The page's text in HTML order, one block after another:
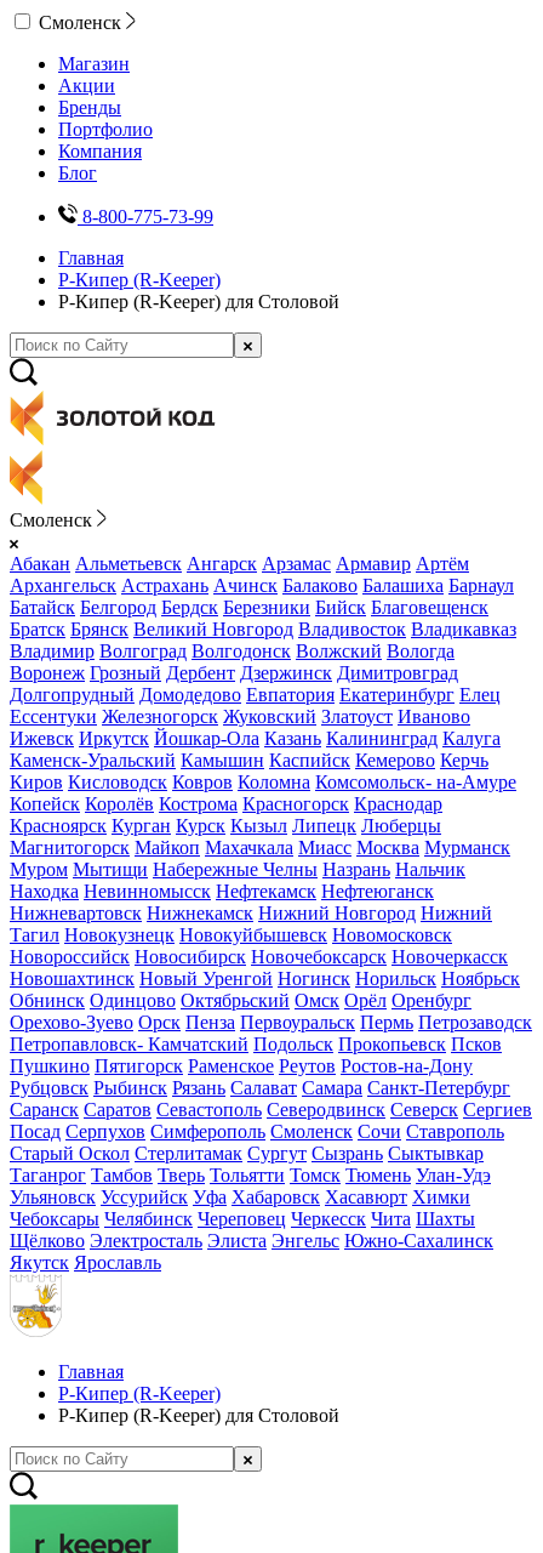
Смоленск
Магазин
Акции
Бренды
Портфолио
Компания
Блог
8-800-775-73-99
Главная
Р-Кипер (R-Keeper)
Р-Кипер (R-Keeper) для Столовой
Смоленск
Абакан Альметьевск Ангарск Арзамас Армавир Артём
Архангельск Астрахань Ачинск Балаково Балашиха Барнаул
Батайск Белгород Бердск Березники Бийск Благовещенск
Братск Брянск Великий Новгород Владивосток Владикавказ
Владимир Волгоград Волгодонск Волжский Вологда
Воронеж Грозный Дербент Дзержинск Димитровград
Долгопрудный Домодедово Евпатория Екатеринбург Елец
Ессентуки Железногорск Жуковский Златоуст Иваново
Ижевск Иркутск Йошкар-Ола Казань Калининград Калуга
Каменск-Уральский Камышин Каспийск Кемерово Керчь
Киров Кисловодск Ковров Коломна Комсомольск- на-Амуре
Копейск Королёв Кострома Красногорск Краснодар
Красноярск Курган Курск Кызыл Липецк Люберцы
Магнитогорск Майкоп Махачкала Миасс Москва Мурманск
Муром Мытищи Набережные Челны Назрань Нальчик
Находка Невинномысск Нефтекамск Нефтеюганск
Нижневартовск Нижнекамск Нижний Новгород Нижний
Тагил Новокузнецк Новокуйбышевск Новомосковск
Новороссийск Новосибирск Новочебоксарск Новочеркасск
Новошахтинск Новый Уренгой Ногинск Норильск Ноябрьск
Обнинск Одинцово Октябрьский Омск Орёл Оренбург
Орехово-Зуево Орск Пенза Первоуральск Пермь Петрозаводск
Петропавловск- Камчатский Подольск Прокопьевск Псков
Пушкино Пятигорск Раменское Реутов Ростов-на-Дону
Рубцовск Рыбинск Рязань Салават Самара Санкт-Петербург
Саранск Саратов Севастополь Северодвинск Северск Сергиев
Посад Серпухов Симферополь Смоленск Сочи Ставрополь
Старый Оскол Стерлитамак Сургут Сызрань Сыктывкар
Таганрог Тамбов Тверь Тольятти Томск Тюмень Улан-Удэ
Ульяновск Уссурийск Уфа Хабаровск Хасавюрт Химки
Чебоксары Челябинск Череповец Черкесск Чита Шахты
Щёлково Электросталь Элиста Энгельс Южно-Сахалинск
Якутск Ярославль
Главная
Р-Кипер (R-Keeper)
Р-Кипер (R-Keeper) для Столовой